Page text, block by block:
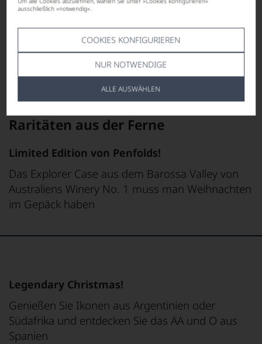
ausschließlich »notwendig«.
COOKIES KONFIGURIEREN
NUR NOTWENDIGE
ALLE AUSWÄHLEN
Raritäten aus der Ferne
Limited Edition von Penfolds!
Das Explorer Case aus dem Barossa Valley von
Australiens Winery No. 1 muss man Weihnachten
im Gepäck haben
Legendary Christmas!
Genießen Sie Ikonen aus Argentinien oder
Südafrika und entdecken Sie das AA und O aus
Spanien